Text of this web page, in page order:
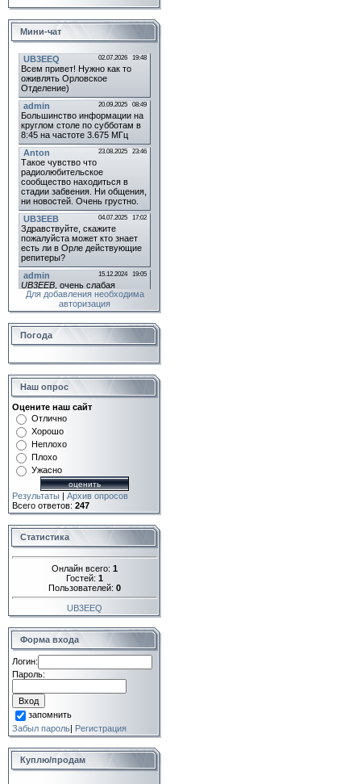
Мини-чат
Для добавления необходима
авторизация
Погода
Наш опрос
Оцените наш сайт
Отлично
Хорошо
Неплохо
Плохо
Ужасно
Результаты | Архив опросов
Всего ответов: 247
Статистика
Онлайн всего: 1
Гостей: 1
Пользователей: 0
UB3EEQ
Форма входа
Логин:
Пароль:
запомнить
Забыл пароль| Регистрация
Куплю/продам